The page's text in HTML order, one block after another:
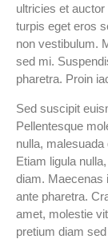
ultricies et
turpis eget eros
non vestibulum.
sed mi.
pharetra. Proin
Sed suscipit
Pellentesque
nulla,
Etiam ligula
diam. Maecenas
ante pharetra.
amet, molestie
pretium diam